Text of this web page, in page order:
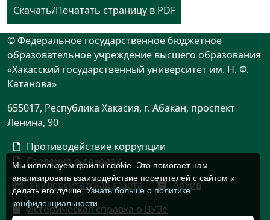
Мы используем файлы cookie. Это помогает нам
анализировать взаимодействие посетителей с сайтом и
делать его лучше.Узнать больше о политике
конфиденциальности
Скачать/Печатать страницу в PDF
© Федеральное государственное бюджетное
образовательное учреждение высшего образования
«Хакасский государственный университет им. Н. Ф.
Катанова»
655017, Республика Хакасия, г. Абакан, проспект
Ленина, 90
Противодействие коррупции
Сведения о доходах
Университетская газета
Архив
Историческая справка о ВУЗе